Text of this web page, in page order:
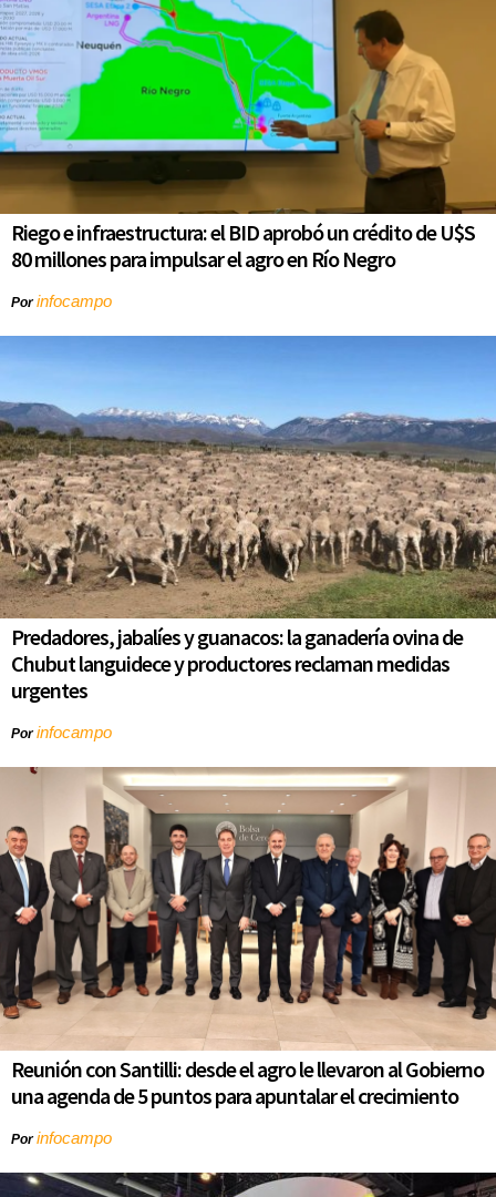
Riego e infraestructura: el BID aprobó un crédito de U$S
80 millones para impulsar el agro en Río Negro
Porinfocampo
Predadores, jabalíes y guanacos: la ganadería ovina de
Chubut languidece y productores reclaman medidas
urgentes
Porinfocampo
Reunión con Santilli: desde el agro le llevaron al Gobierno
una agenda de 5 puntos para apuntalar el crecimiento
Porinfocampo